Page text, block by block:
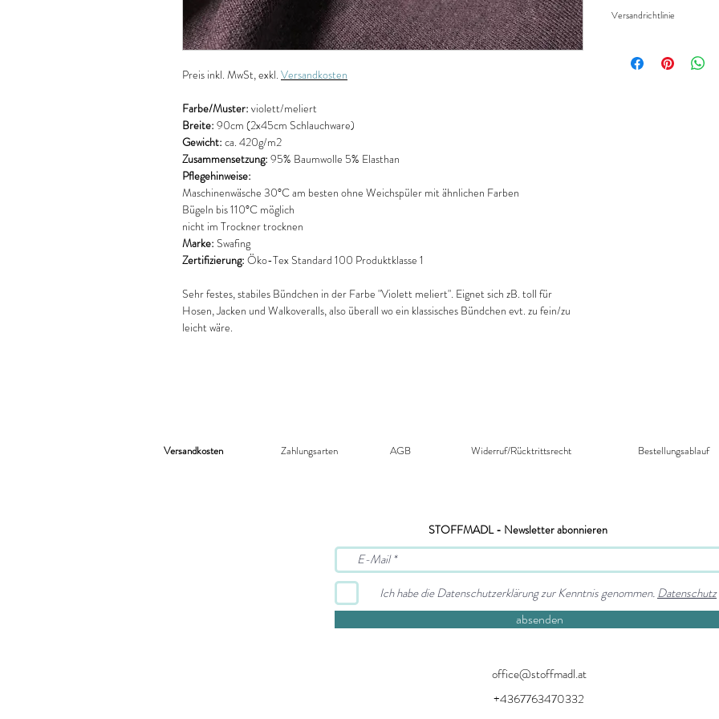
Preis inkl. MwSt, exkl. Versandkosten
Farbe/Muster: violett/meliert
Breite: 90cm (2x45cm Schlauchware)
Gewicht: ca. 420g/m2
Zusammensetzung: 95% Baumwolle 5% Elasthan
Pflegehinweise:
Maschinenwäsche 30°C am besten ohne Weichspüler mit ähnlichen Farben
Bügeln bis 110°C möglich
nicht im Trockner trocknen
Marke: Swafing
Zertifizierung: Öko-Tex Standard 100 Produktklasse 1
Sehr festes, stabiles Bündchen in der Farbe "Violett meliert". Eignet sich zB. toll für
Hosen, Jacken und Walkoveralls, also überall wo ein klassisches Bündchen evt. zu fein/zu
leicht wäre.
eingeben.
Versandrichtlinie
Versandkosten Zahlungsarten AGB Widerruf/Rücktrittsrecht​ Bestellungsablauf
STOFFMADL - Newsletter abonnieren
Ich habe die Datenschutzerklärung zur Kenntnis genommen.Datenschutz
absenden
office@stoffmadl.at
+4367763470332